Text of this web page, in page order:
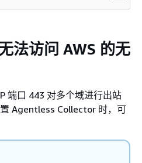
法访问 AWS 的无
端口 443 对多个域进行出站
Agentless Collector 时，可